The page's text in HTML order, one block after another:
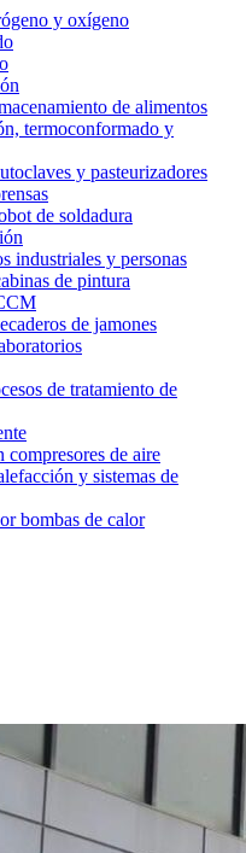
y oxígeno
de alimentos
termoconformado y
y pasteurizadores
de soldadura
industriales y personas
de pintura
de jamones
de tratamiento de
compresores de aire
y sistemas de
bombas de calor